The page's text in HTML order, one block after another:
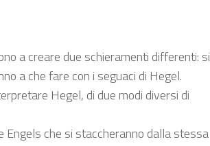
a creare due schieramenti differenti: si
a che fare con i seguaci di Hegel.
Hegel, di due modi diversi di
Engels che si staccheranno dalla stessa